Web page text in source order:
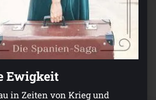
Ewigkeit
in Zeiten von Krieg und